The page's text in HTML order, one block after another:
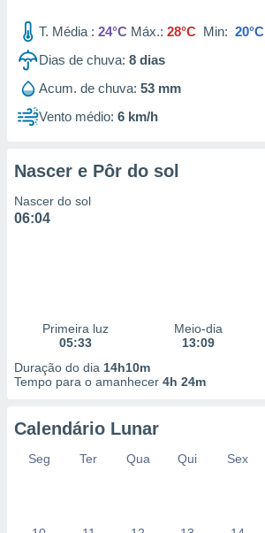
T. Média : 24°C Máx.: 28°C Min: 20°C
Dias de chuva: 8 dias
Acum. de chuva: 53 mm
Vento médio: 6 km/h
Nascer e Pôr do sol
Nascer do sol
06:04
Primeira luz
05:33
Meio-dia
13:09
Duração do dia 14h10m
Tempo para o amanhecer 4h 24m
Calendário Lunar
Seg Ter Qua Qui Sex